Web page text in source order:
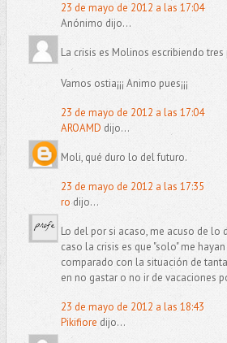
23 de mayo de 2012 a las 17:04
Anónimo dijo...
La crisis es Molinos escribiendo
Vamos ostia¡¡¡ Animo pues¡¡¡
23 de mayo de 2012 a las 17:04
AROAMD dijo...
Moli, qué duro lo del futuro.
23 de mayo de 2012 a las 17:35
rodijo...
Lo del por si acaso, me acuso de lo
caso la crisis es que "solo" me
comparado con la situación de
en no gastar o no ir de vacaciones
23 de mayo de 2012 a las 18:43
Pikifiore dijo...